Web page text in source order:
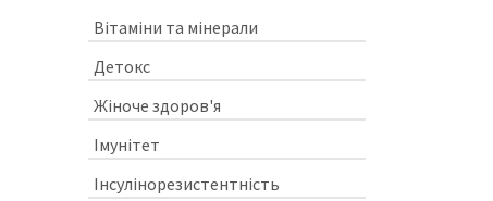
Вітаміни та мінерали
Детокс
Жіноче здоров'я
Імунітет
Інсулінорезистентність